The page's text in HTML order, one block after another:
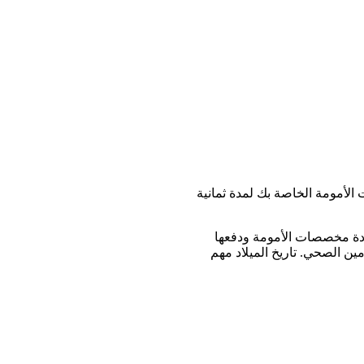
الخاصة بك لمدة ثمانية
زيادة مخصصات الأمومة ودفعها
الصحي. تاريخ الميلاد مهم